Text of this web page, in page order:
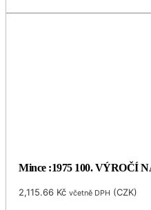
Mince :1975 100. VÝROČÍ
2,115.66 Kč včetně DPH (CZK)